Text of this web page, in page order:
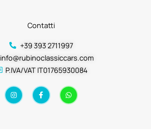
Contatti
+39 393 2711997
info@rubinoclassiccars.com
P.IVA/VAT IT01765930084
I
n
s
F
a
c
W
h
a